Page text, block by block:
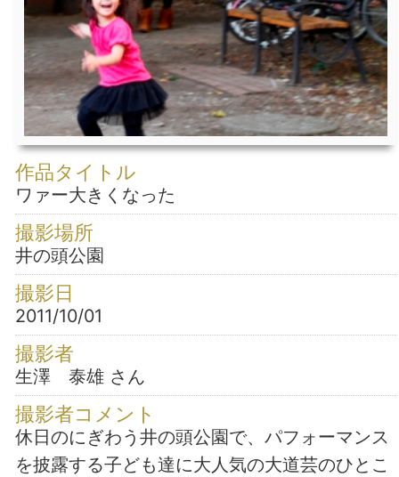
作品タイトル
ワァー大きくなった
撮影場所
井の頭公園
撮影日
2011/10/01
撮影者
生澤 泰雄 さん
撮影者コメント
休日のにぎわう井の頭公園で、パフォーマンス
を披露する子ども達に大人気の大道芸のひとこ